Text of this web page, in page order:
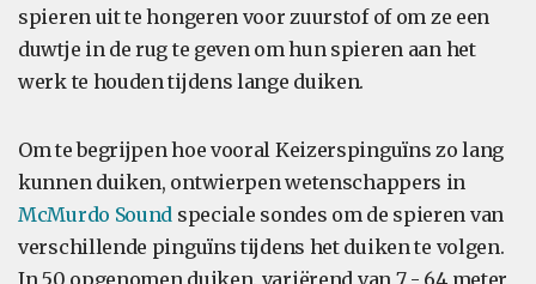
spieren uit te hongeren voor zuurstof of om ze een
duwtje in de rug te geven om hun spieren aan het
werk te houden tijdens lange duiken.
Om te begrijpen hoe vooral Keizerspinguïns zo lang
kunnen duiken, ontwierpen wetenschappers in
McMurdo Sound speciale sondes om de spieren van
verschillende pinguïns tijdens het duiken te volgen.
In 50 opgenomen duiken, variërend van 7 - 64 meter